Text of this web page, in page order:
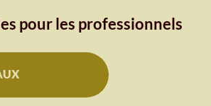
pour les professionnels